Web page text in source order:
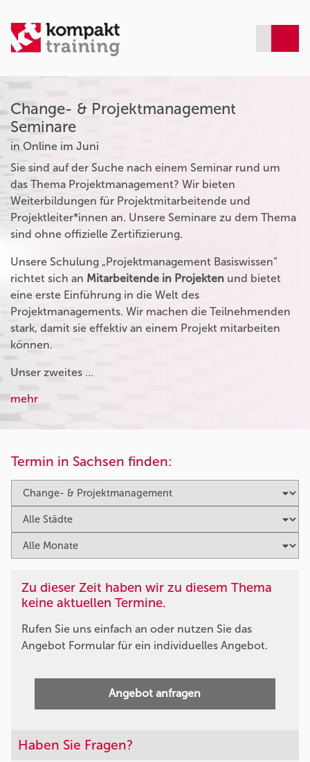
Change- & Projektmanagement
Seminare
in Online im Juni
Sie sind auf der Suche nach einem Seminar rund um
das Thema Projektmanagement? Wir bieten
Weiterbildungen für Projektmitarbeitende und
Projektleiter*innen an. Unsere Seminare zu dem Thema
sind ohne offizielle Zertifizierung.
Unsere Schulung „Projektmanagement Basiswissen“
richtet sich an Mitarbeitende in Projekten und bietet
eine erste Einführung in die Welt des
Projektmanagements. Wir machen die Teilnehmenden
stark, damit sie effektiv an einem Projekt mitarbeiten
können.
Unser zweites …
mehr
Termin in Sachsen finden:
Zu dieser Zeit haben wir zu diesem Thema
keine aktuellen Termine.
Rufen Sie uns einfach an oder nutzen Sie das
Angebot Formular für ein individuelles Angebot.
Angebot anfragen
Haben Sie Fragen?